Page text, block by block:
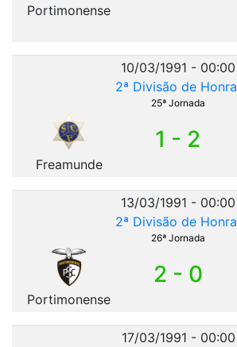
Portimonense
10/03/1991 - 00:00
2ª Divisão de Honra
25ª Jornada
Freamunde
1 - 2
13/03/1991 - 00:00
2ª Divisão de Honra
26ª Jornada
Portimonense
2 - 0
17/03/1991 - 00:00